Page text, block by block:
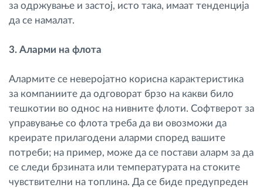
за одржување и застој, исто така, имаат тенденција
да се намалат.
3. Аларми на флота
Алармите се неверојатно корисна карактеристика
за компаниите да одговорат брзо на какви било
тешкотии во однос на нивните флоти. Софтверот за
управување со флота треба да ви овозможи да
креирате прилагодени аларми според вашите
потреби; на пример, може да се постави аларм за да
се следи брзината или температурата на стоките
чувствителни на топлина. Да се биде предупреден